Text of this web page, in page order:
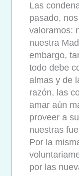
Las
pasado,
valoramos:
nuestra
embargo,
todo debe
almas y de
razón, las
amar aún
proveer a
nuestras
Por la
por las